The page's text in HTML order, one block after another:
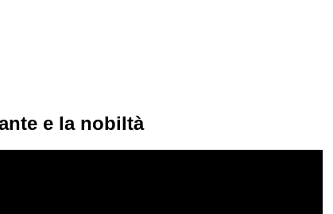
e la nobiltà